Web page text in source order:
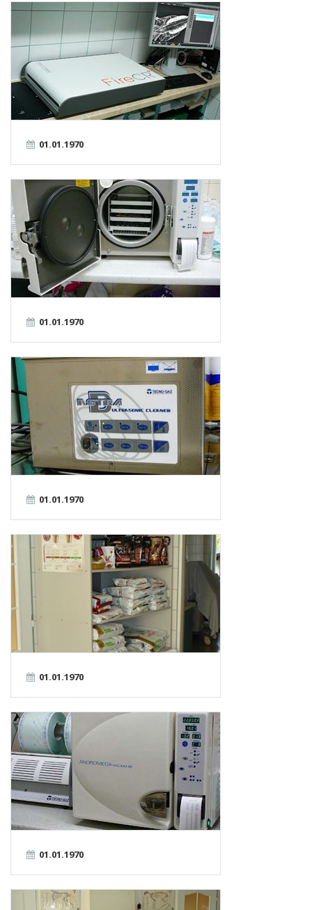
01.01.1970
01.01.1970
01.01.1970
01.01.1970
01.01.1970